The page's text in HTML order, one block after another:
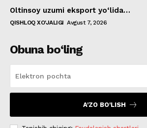
Oltinsoy uzumi eksport yo‘lida…
QISHLOQ XO'JALIGI Avgust 7, 2026
Obuna bo‘ling
A'ZO BO'LISH